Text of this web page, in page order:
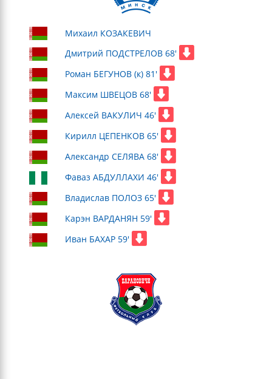
Михаил КОЗАКЕВИЧ
Дмитрий ПОДСТРЕЛОВ 68'
Роман БЕГУНОВ (к) 81'
Максим ШВЕЦОВ 68'
Алексей ВАКУЛИЧ 46'
Кирилл ЦЕПЕНКОВ 65'
Александр СЕЛЯВА 68'
Фаваз АБДУЛЛАХИ 46'
Владислав ПОЛОЗ 65'
Карэн ВАРДАНЯН 59'
Иван БАХАР 59'